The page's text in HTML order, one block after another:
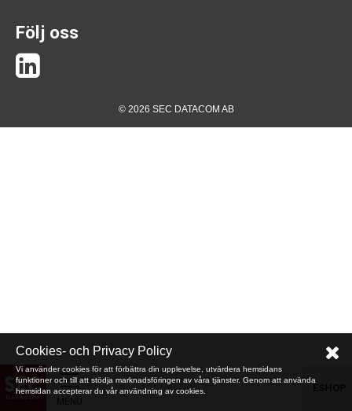
Följ oss
© 2026 SEC DATACOM AB
Cookies- och Privacy Policy
Vi använder cookies för att förbättra din upplevelse, utvärdera hemsidans
funktioner och till att stödja marknadsföringen av våra tjänster. Genom att använda
hemsidan accepterar du vår användning av cookies.